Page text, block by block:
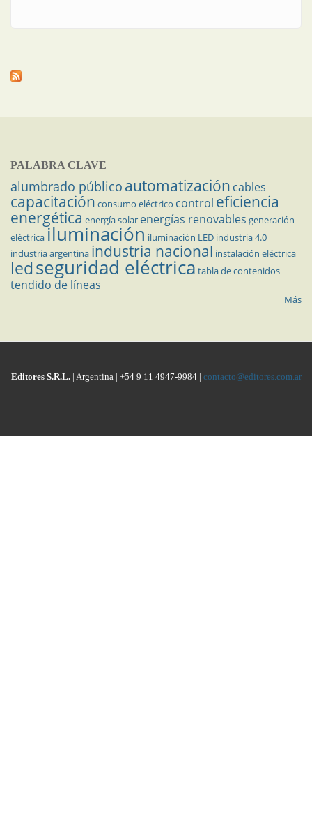
PALABRA CLAVE
alumbrado público automatización cables
capacitación consumo eléctrico control eficiencia
energética energía solar energías renovables generación
eléctricailuminación iluminación LED industria 4.0
industria argentina industria nacional instalación eléctrica
ledseguridad eléctrica tabla de contenidos
tendido de líneas
Más
Editores S.R.L.| Argentina | +54 9 11 4947-9984 | contacto@editores.com.ar